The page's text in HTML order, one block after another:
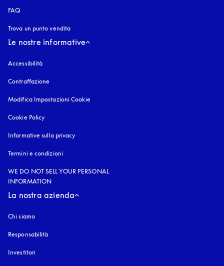
FAQ
Trova un punto vendita
Le nostre informative
Accessibilità
Contraffazione
Modifica Impostazioni Cookie
Cookie Policy
Informative sulla privacy
Termini e condizioni
WE DO NOT SELL YOUR PERSONAL
INFORMATION
La nostra azienda
Chi siamo
Responsabilità
Investitori